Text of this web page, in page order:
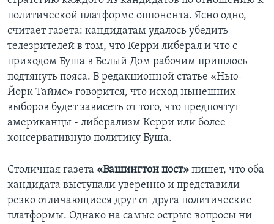
политической платформе оппонента. Ясно одно,
считает газета: кандидатам удалось убедить
телезрителей в том, что Керри либерал и что с
приходом Буша в Белый Дом рабочим пришлось
подтянуть пояса. В редакционной статье «Нью-
Йорк Таймс» говорится, что исход нынешних
выборов будет зависеть от того, что предпочтут
американцы - либерализм Керри или более
консервативную политику Буша.
Столичная газета «Вашингтон пост» пишет, что оба
кандидата выступали уверенно и представили
резко отличающиеся друг от друга политические
платформы. Однако на самые острые вопросы ни